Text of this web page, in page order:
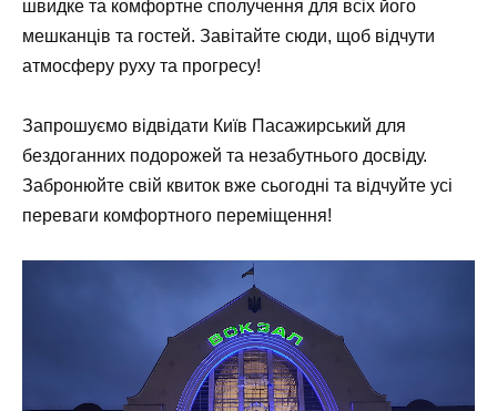
швидке та комфортне сполучення для всіх його
мешканців та гостей. Завітайте сюди, щоб відчути
атмосферу руху та прогресу!
Запрошуємо відвідати Київ Пасажирський для
бездоганних подорожей та незабутнього досвіду.
Забронюйте свій квиток вже сьогодні та відчуйте усі
переваги комфортного переміщення!